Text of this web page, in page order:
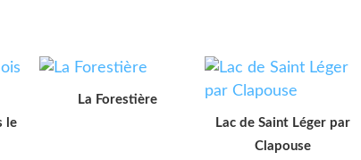
le
La Forestière
Lac de Saint Léger par
Clapouse